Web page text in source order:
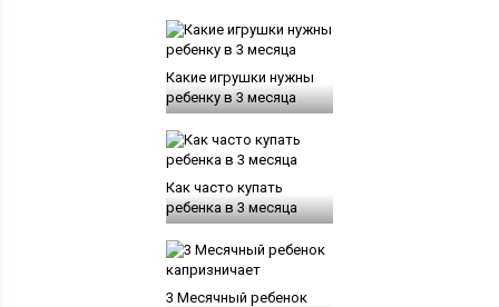
Какие игрушки нужны
ребенку в 3 месяца
Как часто купать
ребенка в 3 месяца
3 Месячный ребенок